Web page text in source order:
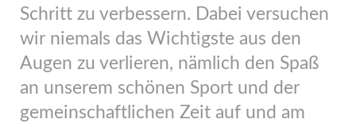
Schritt zu verbessern. Dabei versuchen
wir niemals das Wichtigste aus den
Augen zu verlieren, nämlich den Spaß
an unserem schönen Sport und der
gemeinschaftlichen Zeit auf und am